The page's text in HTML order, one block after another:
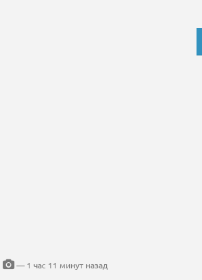
— 1 час 11 минут назад